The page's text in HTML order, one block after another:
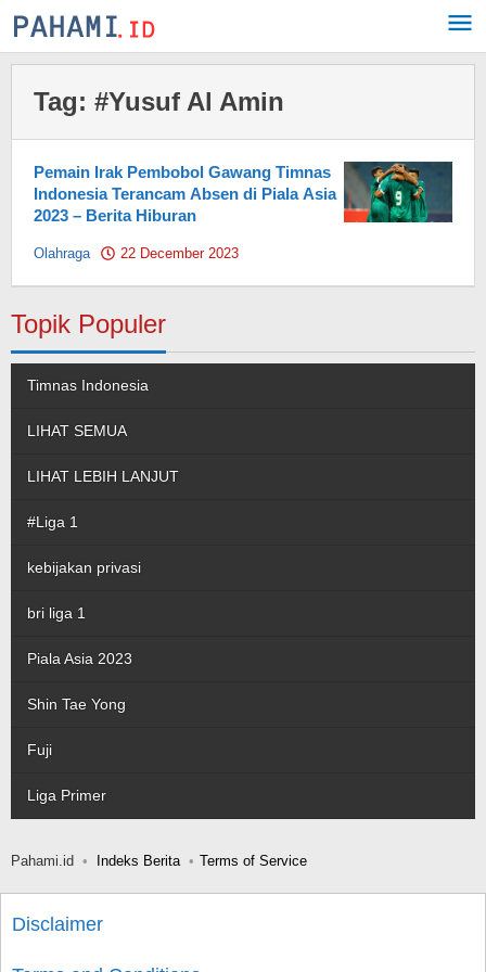
Skip
to
Tag: #Yusuf Al Amin
Pemain Irak Pembobol Gawang Timnas
Indonesia Terancam Absen di Piala Asia
2023 – Berita Hiburan
Olahraga 22 December 2023
Topik Populer
Timnas Indonesia
LIHAT SEMUA
LIHAT LEBIH LANJUT
#Liga 1
kebijakan privasi
bri liga 1
Piala Asia 2023
Shin Tae Yong
Fuji
Liga Primer
Pahami.id Indeks Berita Terms of Service
Disclaimer